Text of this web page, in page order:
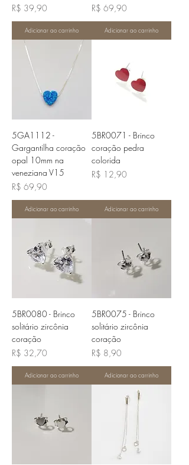
Preço
R$ 39,90
Adicionar ao carrinho
Preço
R$ 69,90
Adicionar ao carrinho
5GA1112 -
Gargantilha coração
opal 10mm na
veneziana V15
Preço
R$ 69,90
Adicionar ao carrinho
5BR0071 - Brinco
coração pedra
colorida
Preço
R$ 12,90
Adicionar ao carrinho
5BR0080 - Brinco
solitário zircônia
coração
Preço
R$ 32,70
Adicionar ao carrinho
5BR0075 - Brinco
solitário zircônia
coração
Preço
R$ 8,90
Adicionar ao carrinho